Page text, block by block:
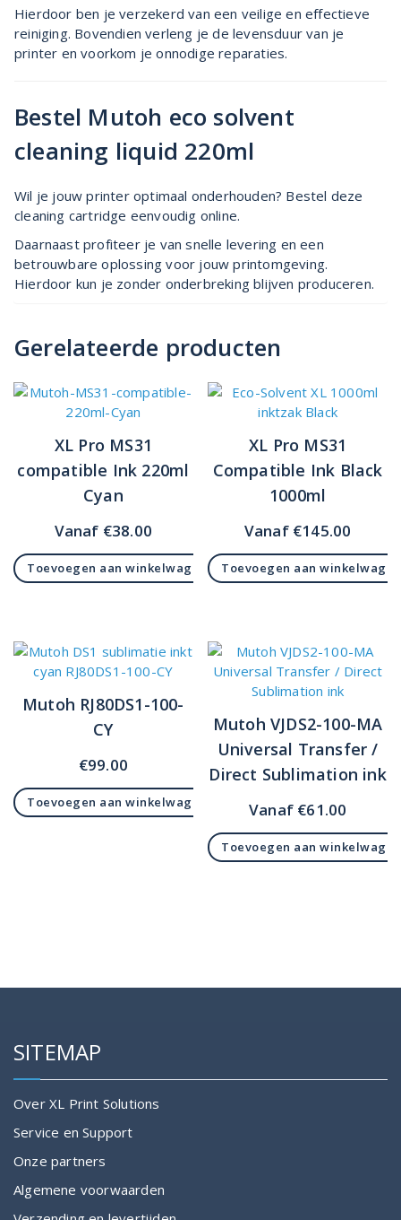
Hierdoor ben je verzekerd van een veilige en effectieve
reiniging. Bovendien verleng je de levensduur van je
printer en voorkom je onnodige reparaties.
Bestel Mutoh eco solvent
cleaning liquid 220ml
Wil je jouw printer optimaal onderhouden? Bestel deze
cleaning cartridge eenvoudig online.
Daarnaast profiteer je van snelle levering en een
betrouwbare oplossing voor jouw printomgeving.
Hierdoor kun je zonder onderbreking blijven produceren.
Gerelateerde producten
XL Pro MS31
compatible Ink 220ml
Cyan
Vanaf €38.00
Toevoegen aan winkelwagen
XL Pro MS31
Compatible Ink Black
1000ml
Vanaf €145.00
Toevoegen aan winkelwagen
Mutoh RJ80DS1-100-
CY
€99.00
Toevoegen aan winkelwagen
Mutoh VJDS2-100-MA
Universal Transfer /
Direct Sublimation ink
Vanaf €61.00
Toevoegen aan winkelwagen
SITEMAP
Over XL Print Solutions
Service en Support
Onze partners
Algemene voorwaarden